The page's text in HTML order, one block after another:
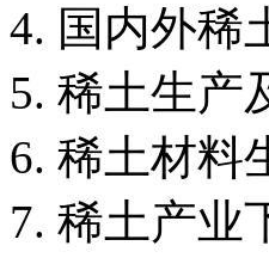
国内外稀
稀土生产
稀土材料
稀土产业